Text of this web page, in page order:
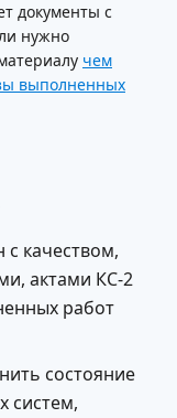
документы с
нужно
чем
выполненных
качеством,
актами КС-2
работ
состояние
систем,